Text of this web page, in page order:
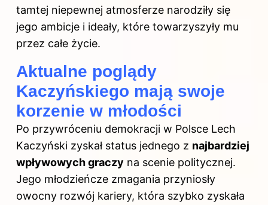
tamtej niepewnej atmosferze narodziły się
jego ambicje i ideały, które towarzyszyły mu
przez całe życie.
Aktualne poglądy
Kaczyńskiego mają swoje
korzenie w młodości
Po przywróceniu demokracji w Polsce Lech
Kaczyński zyskał status jednego z najbardziej
wpływowych graczy na scenie politycznej.
Jego młodzieńcze zmagania przyniosły
owocny rozwój kariery, która szybko zyskała